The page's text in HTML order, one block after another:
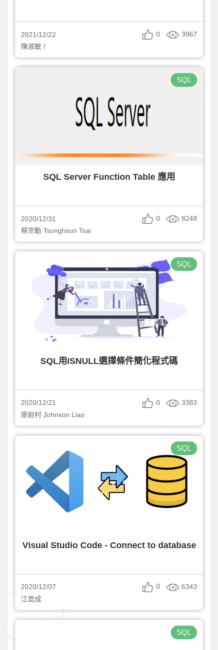
2021/12/22 0
3967
陳淑敏 /
SQL
SQL Server Function Table 應用
2020/12/31 0
8248
蔡宗勳 Tsunghsun Tsai
SQL
SQL用ISNULL選擇條件簡化程式碼
2020/12/21 0
3383
廖尉村 Johnson Liao
SQL
Visual Studio Code - Connect to database
2020/12/07 0
6343
江崑成
SQL